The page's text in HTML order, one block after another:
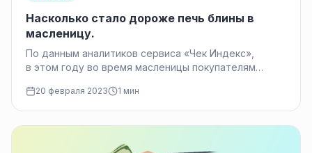
Насколько стало дороже печь блины в
масленицу.
По данным аналитиков сервиса «Чек Индекс»,
в этом году во время масленицы покупателям
93 рубля. На 7% стало…
20 февраля 2023 1 мин